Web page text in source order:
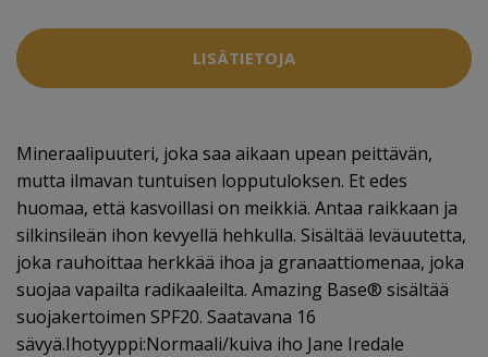
LISÄTIETOJA
Mineraalipuuteri, joka saa aikaan upean peittävän,
mutta ilmavan tuntuisen lopputuloksen. Et edes
huomaa, että kasvoillasi on meikkiä. Antaa raikkaan ja
silkinsileän ihon kevyellä hehkulla. Sisältää leväuutetta,
joka rauhoittaa herkkää ihoa ja granaattiomenaa, joka
suojaa vapailta radikaaleilta. Amazing Base® sisältää
suojakertoimen SPF20. Saatavana 16
sävyä.Ihotyyppi:Normaali/kuiva iho Jane Iredale